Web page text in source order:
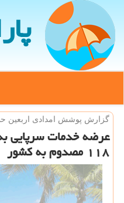
گزارش پوشش امدادی اربعین
۱۱۸ مصدوم به كشور